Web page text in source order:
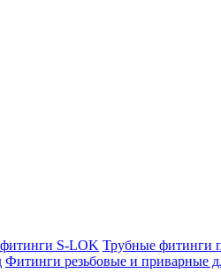
S-LOK Трубные фитинги
Фитинги резьбовые и приварные